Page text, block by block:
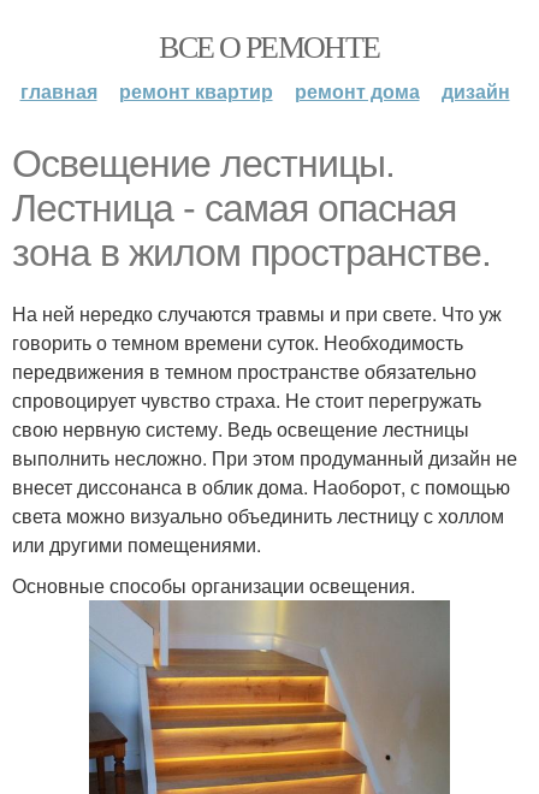
ВСЕ О РЕМОНТЕ
главная ремонт квартир ремонт дома дизайн
Освещение лестницы.
Лестница - самая опасная
зона в жилом пространстве.
На ней нередко случаются травмы и при свете. Что уж
говорить о темном времени суток. Необходимость
передвижения в темном пространстве обязательно
спровоцирует чувство страха. Не стоит перегружать
свою нервную систему. Ведь освещение лестницы
выполнить несложно. При этом продуманный дизайн не
внесет диссонанса в облик дома. Наоборот, с помощью
света можно визуально объединить лестницу с холлом
или другими помещениями.
Основные способы организации освещения.